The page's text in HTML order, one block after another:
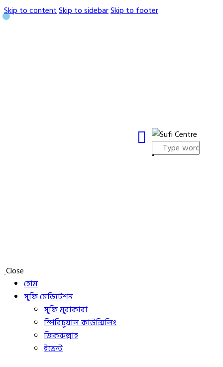
Skip to contentSkip to sidebarSkip to footer
Close
হোম
সুফি মেডিটেশন
সুফি মুরাকাবা
স্পিরিচুয়াল কাউন্সিলিং
জিকরুল্লাহ
ইভেন্ট